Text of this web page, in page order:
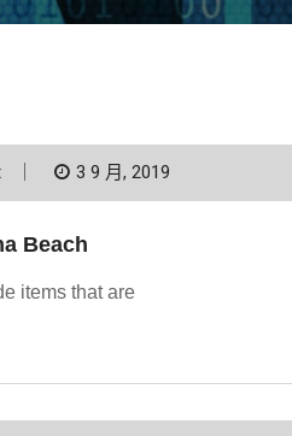
3 9 月, 2019
Beach
items that are